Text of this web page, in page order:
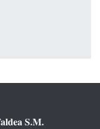
S.M.